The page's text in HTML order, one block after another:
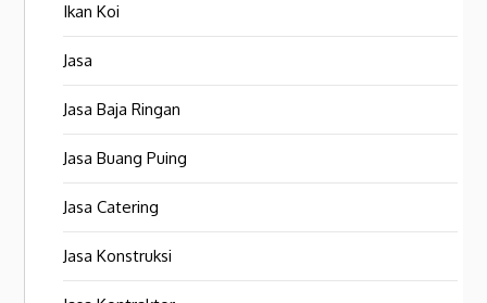
Ikan Koi
Jasa
Jasa Baja Ringan
Jasa Buang Puing
Jasa Catering
Jasa Konstruksi